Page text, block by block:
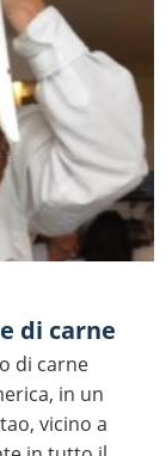
di carne
di carne
in un
vicino a